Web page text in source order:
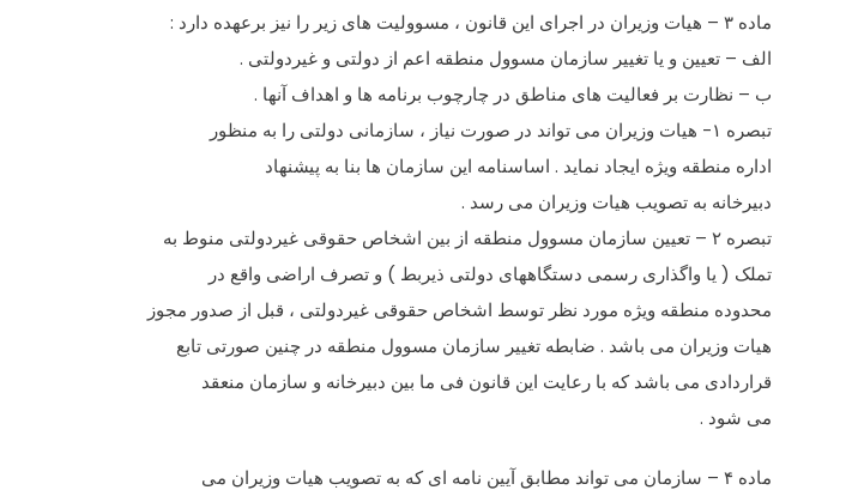
ماده ۳ – هیات وزیران در اجرای این قانون ، مسوولیت های زیر را نیز برعهده دارد :
الف – تعیین و یا تغییر سازمان مسوول منطقه اعم از دولتی و غیردولتی .
ب – نظارت بر فعالیت های مناطق در چارچوب برنامه ها و اهداف آنها .
تبصره ۱- هیات وزیران می تواند در صورت نیاز ، سازمانی دولتی را به منظور
اداره منطقه ویژه ایجاد نماید . اساسنامه این سازمان ها بنا به پیشنهاد
دبیرخانه به تصویب هیات وزیران می رسد .
تبصره ۲ – تعیین سازمان مسوول منطقه از بین اشخاص حقوقی غیردولتی منوط به
تملک ( یا واگذاری رسمی دستگاههای دولتی ذیربط ) و تصرف اراضی واقع در
محدوده منطقه ویژه مورد نظر توسط اشخاص حقوقی غیردولتی ، قبل از صدور مجوز
هیات وزیران می باشد . ضابطه تغییر سازمان مسوول منطقه در چنین صورتی تابع
قراردادی می باشد که با رعایت این قانون فی ما بین دبیرخانه و سازمان منعقد
می شود .
ماده ۴ – سازمان می تواند مطابق آیین نامه ای که به تصویب هیات وزیران می